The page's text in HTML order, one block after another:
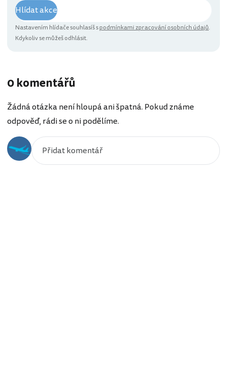
Hlídat akce
Nastavením hlídače souhlasíš spodmínkami zpracování osobních údajů.
Kdykoliv se můžeš odhlásit.
0 komentářů
Žádná otázka není hloupá ani špatná. Pokud známe
odpověď, rádi se o ni podělíme.